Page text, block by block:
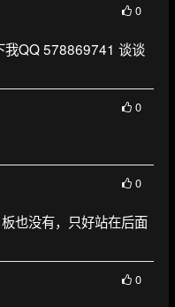
0
我QQ 578869741 谈谈
0
0
也没有，只好站在后面
0